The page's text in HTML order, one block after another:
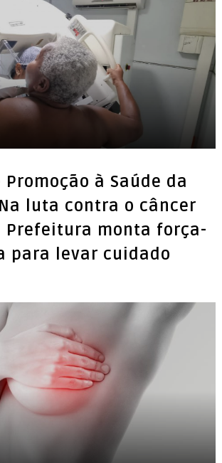
Promoção à Saúde da
luta contra o câncer
Prefeitura monta força-
para levar cuidado